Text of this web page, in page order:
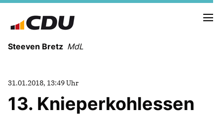
Steeven Bretz MdL
31.01.2018, 13:49 Uhr
13. Knieperkohlessen